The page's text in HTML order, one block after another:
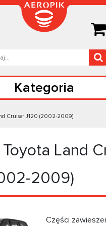
Kategoria
Cruiser J120 (2002-2009)
Toyota Land
2009)
Części